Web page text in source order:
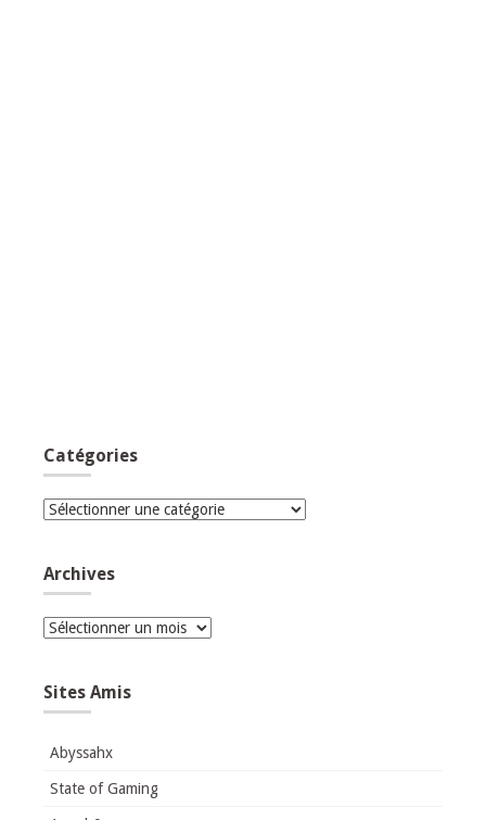
Catégories
Catégories
Archives
Archives
Sites Amis
Abyssahx
State of Gaming